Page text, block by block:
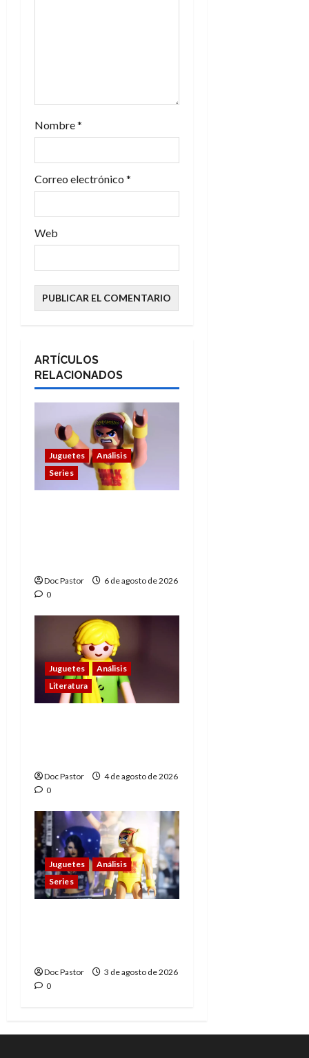
a
d
a
Nombre*
Correo electrónico *
Web
ARTÍCULOS
RELACIONADOS
Juguetes
Análisis
Series
Doc Pastor
6 de agosto de 2026
0
Juguetes
Análisis
Literatura
Doc Pastor
4 de agosto de 2026
0
Juguetes
Análisis
Series
Doc Pastor
3 de agosto de 2026
0